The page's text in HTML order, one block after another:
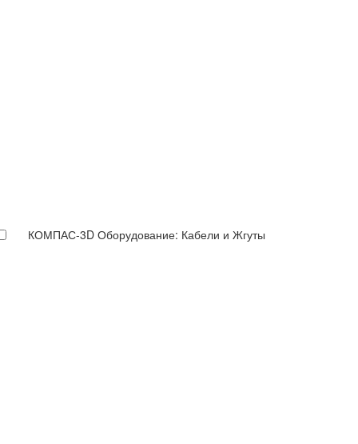
КОМПАС-3D Оборудование: Кабели и Жгуты